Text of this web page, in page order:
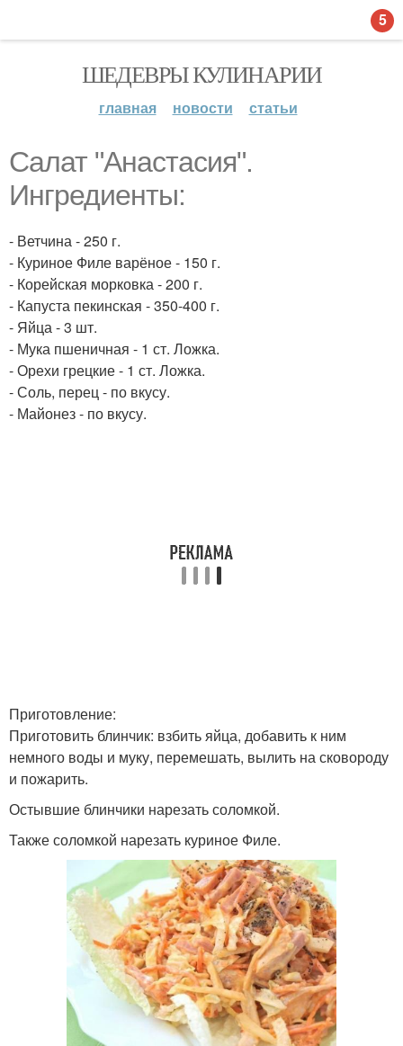
ШЕДЕВРЫ КУЛИНАРИИ
главная новости статьи
Салат "Анастасия".
Ингредиенты:
- Ветчина - 250 г.
- Куриное Филе варёное - 150 г.
- Корейская морковка - 200 г.
- Капуста пекинская - 350-400 г.
- Яйца - 3 шт.
- Мука пшеничная - 1 ст. Ложка.
- Орехи грецкие - 1 ст. Ложка.
- Соль, перец - по вкусу.
- Майонез - по вкусу.
Приготовление:
Приготовить блинчик: взбить яйца, добавить к ним
немного воды и муку, перемешать, вылить на сковороду
и пожарить.
Остывшие блинчики нарезать соломкой.
Также соломкой нарезать куриное Филе.
5